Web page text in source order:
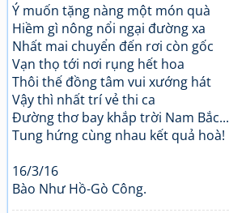
Ý muốn tặng nàng một món quà
Hiềm gì nông nổi ngại đường xa
Nhất mai chuyển đến rơi còn gốc
Vạn thọ tới nơi rụng hết hoa
Thôi thế đồng tâm vui xướng hát
Vậy thì nhất trí vẻ thi ca
Đường thơ bay khắp trời Nam Bắc...
Tung hứng cùng nhau kết quả hoà!
16/3/16
Bào Như Hồ-Gò Công.